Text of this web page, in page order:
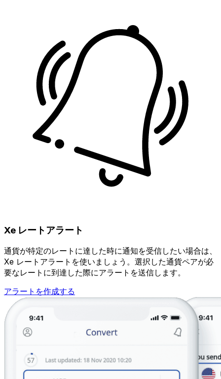
Xe レートアラート
通貨が特定のレートに達した時に通知を受信したい場合は、
Xe レートアラートを使いましょう。選択した通貨ペアが必
要なレートに到達した際にアラートを送信します。
アラートを作成する